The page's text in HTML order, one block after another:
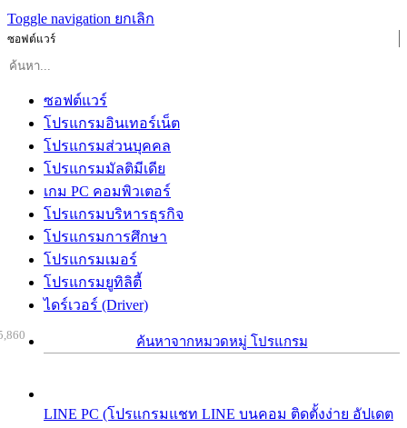
Toggle navigation ยกเลิก
ซอฟต์แวร์
ซอฟต์แวร์
โปรแกรมอินเทอร์เน็ต
โปรแกรมส่วนบุคคล
โปรแกรมมัลติมีเดีย
เกม PC คอมพิวเตอร์
โปรแกรมบริหารธุรกิจ
โปรแกรมการศึกษา
โปรแกรมเมอร์
โปรแกรมยูทิลิตี้
ไดร์เวอร์ (Driver)
ค้นหาจากหมวดหมู่ โปรแกรม
LINE PC (โปรแกรมแชท LINE บนคอม ติดตั้งง่าย อัปเดต